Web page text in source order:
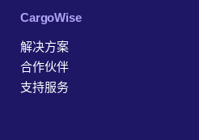
‎CargoWise
解决方案
合作伙伴
支持服务